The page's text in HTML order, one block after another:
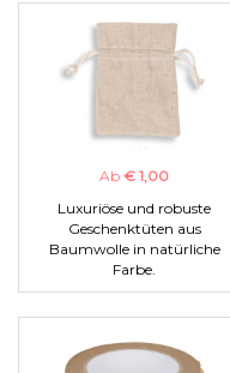
Ab € 1,00
Luxuriöse und robuste
Geschenktüten aus
Baumwolle in natürliche
Farbe.